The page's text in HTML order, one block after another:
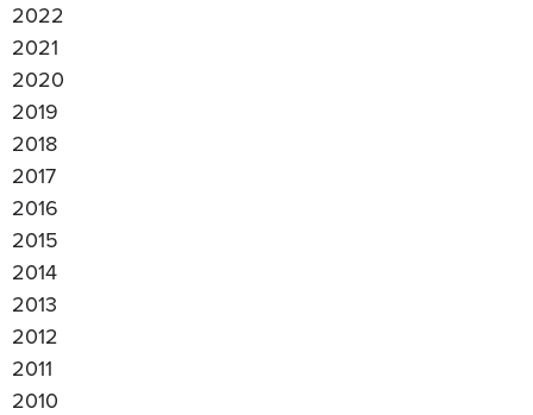
2022
2021
2020
2019
2018
2017
2016
2015
2014
2013
2012
2011
2010